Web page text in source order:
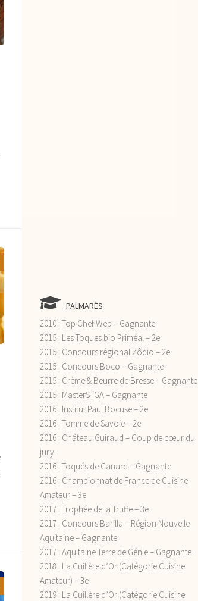
PALMARÈS
2010 : Top Chef Web – Gagnante
2015 : Les Toques bio Priméal – 2e
2015 : Concours régional Zôdio – 2e
2015 : Concours Boco – Gagnante
2015 : Crème & Beurre de Bresse – Gagnante
2015 : MasterSTGA – Gagnante
2016 : Institut Paul Bocuse – 2e
2016 : Tomme de Savoie – 2e
2016 : Château Guiraud – Coup de cœur du
jury
2016 : Toqués de Canard – Gagnante
2016 : Championnat de France de Cuisine
Amateur – 3e
2017 : Trophée de la Truffe – 3e
2017 : Concours Barilla – Région Nouvelle
Aquitaine – Gagnante
2017 : Aquitaine Terre de Génie – Gagnante
2018 : La Cuillère d’Or (Catégorie Cuisine
Amateur) – 3e
2019 : La Cuillère d’Or (Catégorie Cuisine